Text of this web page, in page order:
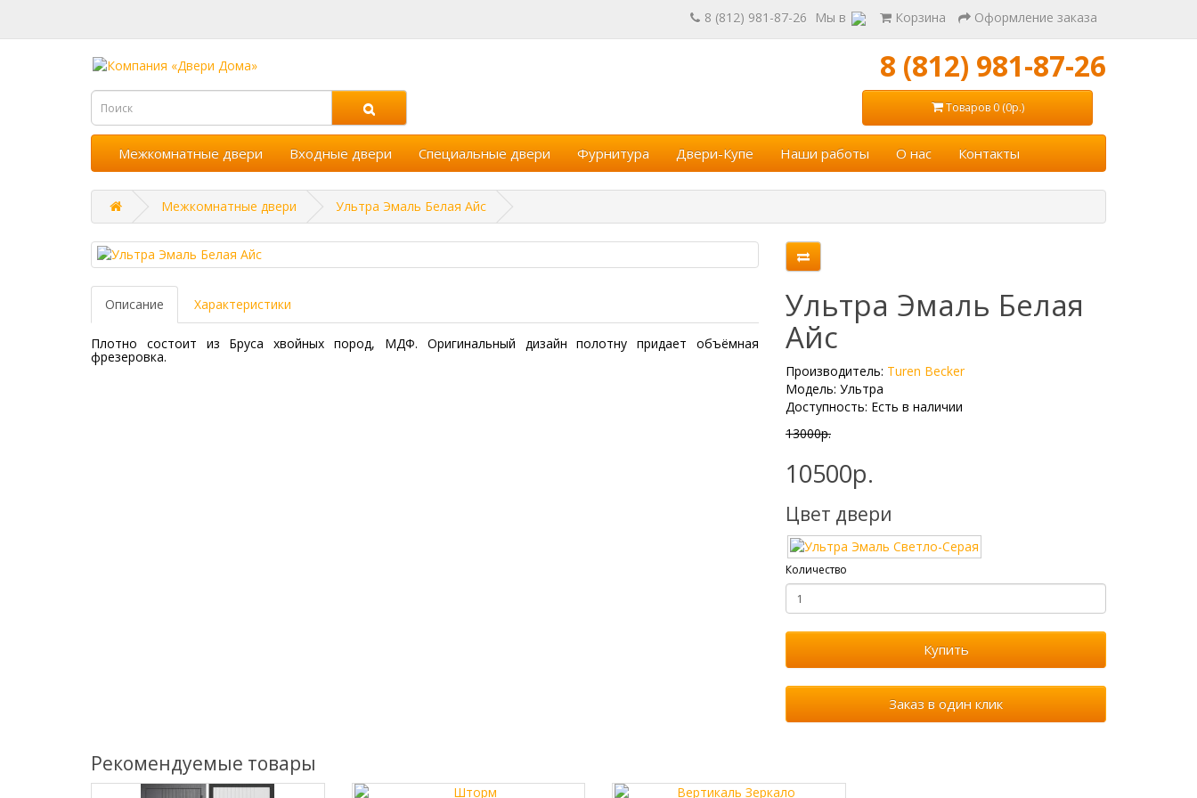
8 (812) 981-87-26 Мы в Корзина Оформление заказа
8 (812) 981-87-26
Товаров 0 (0р.)
Межкомнатные двери Входные двери Специальные двери Фурнитура Двери-Купе Наши работы О нас Контакты
Межкомнатные двери Ультра Эмаль Белая Айс
Описание Характеристики
Плотно состоит из Бруса хвойных пород, МДФ. Оригинальный дизайн полотну придает объёмная
фрезеровка.
Ультра Эмаль Белая
Айс
Производитель: Turen Becker
Модель: Ультра
Доступность: Есть в наличии
13000р.
10500р.
Цвет двери
Количество
Купить
Заказ в один клик
Рекомендуемые товары